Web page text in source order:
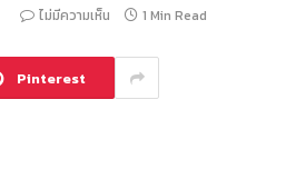
ไม่มีความเห็น 1 Min Read
Pinterest